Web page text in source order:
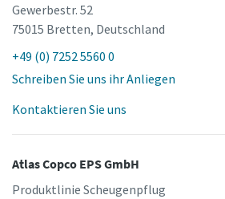
Gewerbestr. 52
75015 Bretten, Deutschland
+49 (0) 7252 5560 0
Schreiben Sie uns ihr Anliegen
Kontaktieren Sie uns
Atlas Copco EPS GmbH
Produktlinie Scheugenpflug